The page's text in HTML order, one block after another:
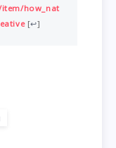
how_nat
[↩]